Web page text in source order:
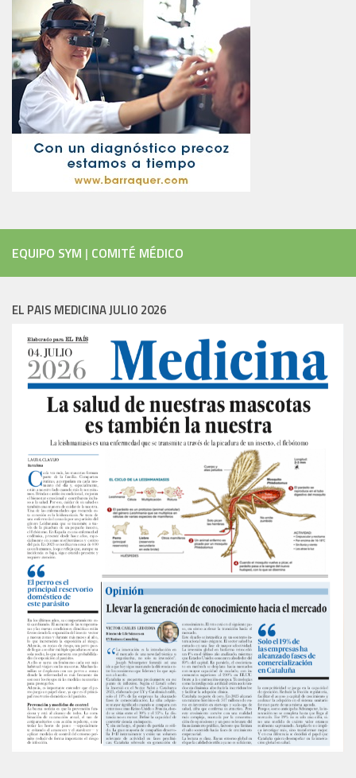
EQUIPO SYM | COMITÉ MÉDICO
EL PAIS MEDICINA JULIO 2026